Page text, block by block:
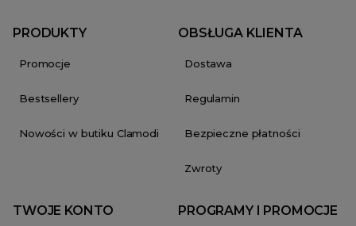
PRODUKTY
Promocje
Bestsellery
Nowości w butiku Clamodi
OBSŁUGA KLIENTA
Dostawa
Regulamin
Bezpieczne płatności
Zwroty
TWOJE KONTO PROGRAMY I PROMOCJE